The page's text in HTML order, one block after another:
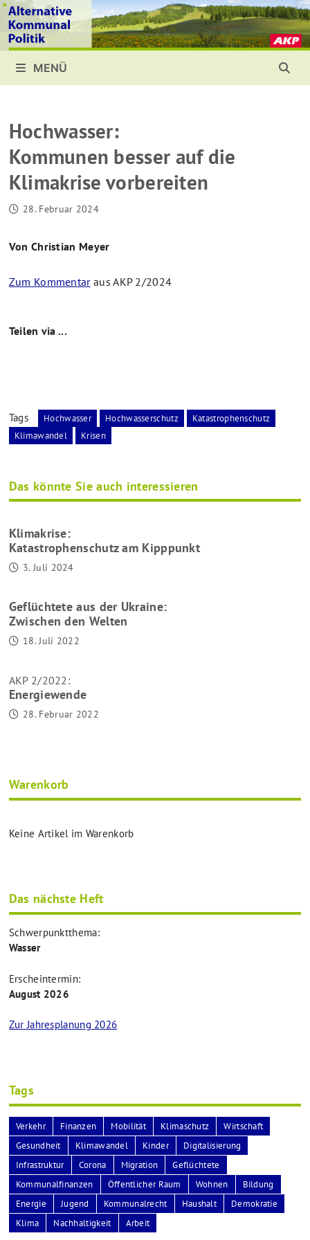
Zurück
zum
Inhalt
MENÜ
Hochwasser:
Kommunen besser auf die
Klimakrise vorbereiten
28. Februar 2024
Von Christian Meyer
Zum Kommentaraus AKP 2/2024
Teilen via ...
Tags Hochwasser Hochwasserschutz
Katastrophenschutz
Klimawandel
Krisen
Das könnte Sie auch interessieren
Klimakrise:
Katastrophenschutz am Kipppunkt
3. Juli 2024
Geflüchtete aus der Ukraine:
Zwischen den Welten
18. Juli 2022
AKP 2/2022:
Energiewende
28. Februar 2022
Warenkorb
Keine Artikel im Warenkorb
Das nächste Heft
Schwerpunktthema:
Wasser
Erscheintermin:
August 2026
Zur Jahresplanung 2026
Tags
Verkehr Finanzen Mobilität Klimaschutz
Wirtschaft
Gesundheit
Klimawandel Kinder
Digitalisierung
Infrastruktur
Corona Migration
Geflüchtete
Kommunalfinanzen
Öffentlicher Raum Wohnen
Bildung
Energie
Jugend Kommunalrecht Haushalt
Demokratie
Klima
Nachhaltigkeit Arbeit